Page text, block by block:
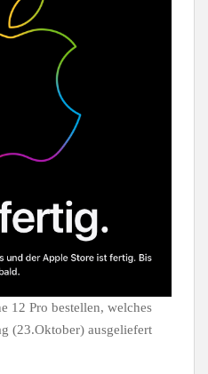
12 Pro bestellen, welches
(23.Oktober) ausgeliefert